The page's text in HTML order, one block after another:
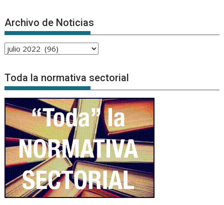
Archivo de Noticias
Archivo
Noticias
Toda la normativa sectorial